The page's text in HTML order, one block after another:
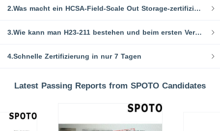
2.Was macht ein HCSA-Field-Scale Out Storage-zertifizierter Experte?
3.Wie kann man H23-211 bestehen und beim ersten Versuch zertifiziert werden?
4.Schnelle Zertifizierung in nur 7 Tagen
Latest Passing Reports from SPOTO Candidates